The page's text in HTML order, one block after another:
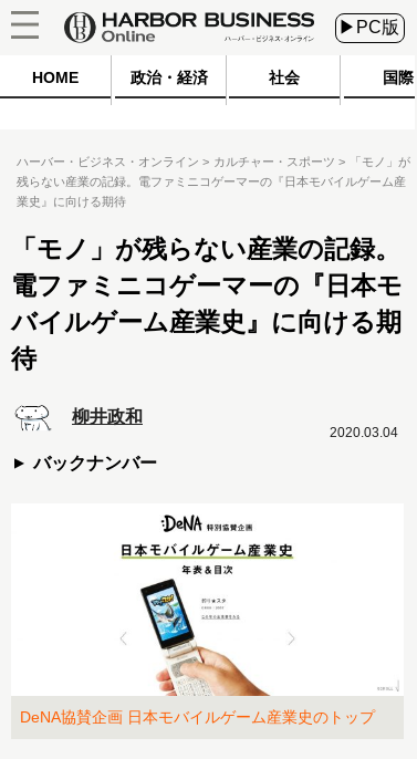
▶PC版
HOME 政治・経済 社会 国際
ハーバー・ビジネス・オンライン カルチャー・スポーツ
「モノ」が
残らない産業の記録。電ファミニコゲーマーの『日本モバイルゲーム産
業史』に向ける期待
「モノ」が残らない産業の記録。
電ファミニコゲーマーの『日本モ
バイルゲーム産業史』に向ける期
待
柳井政和
バックナンバー
2020.03.04
DeNA協賛企画 日本モバイルゲーム産業史のトップ